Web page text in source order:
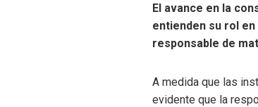
El avance en la
entienden su rol
responsable de
A medida que las
evidente que la